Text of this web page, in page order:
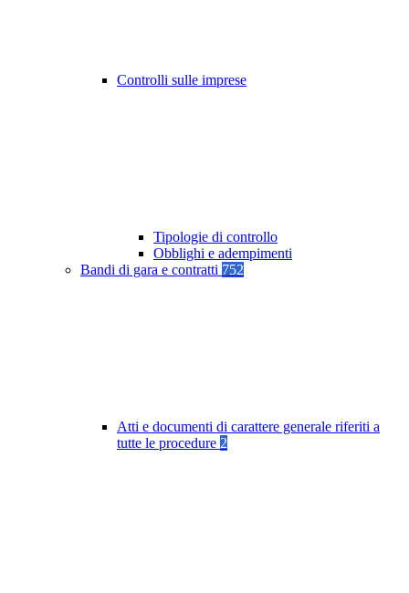
Controlli sulle imprese
Tipologie di controllo
Obblighi e adempimenti
Bandi di gara e contratti 752
Atti e documenti di carattere generale riferiti a
tutte le procedure 2